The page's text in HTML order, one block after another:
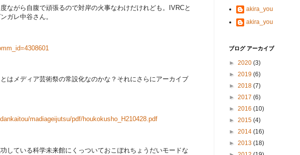
ながら自腹で頑張るので対岸の火事なわけだけれども。IVRCと
ガレ中谷さん。
はメディア芸術祭の常設化なのかな？それにさらにアーカイブ
madiageijutsu/pdf/houkokusho_H210428.pdf
している科学未来館にくっついておこぼれちょうだいモードな
akira_you
akira_you
ブログ アーカイブ
► 2020 (3)
► 2019 (6)
► 2018 (7)
► 2017 (6)
► 2016 (10)
► 2015 (4)
► 2014 (16)
► 2013 (18)